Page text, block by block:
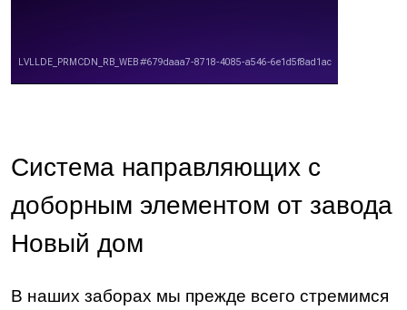
Система направляющих с
доборным элементом от завода
Новый дом
В наших заборах мы прежде всего стремимся